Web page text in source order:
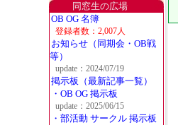
同窓生の広場
OB OG 名簿
登録者数：2,007人
お知らせ（同期会・OB戦
等）
update：2024/07/19
掲示板（最新記事一覧）
・OB OG 掲示板
update：2025/06/15
・部活動 サークル 掲示板